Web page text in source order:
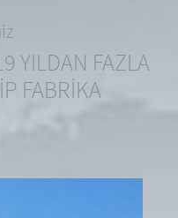
YILDAN FAZLA
FABRİKA